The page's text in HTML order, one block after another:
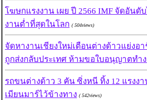
โฆษกแรงงาน เผย ปี 2566 IMF จัดอันดั
งานต่ำที่สุดในโลก ( 504views)
จัดหางานเชียงใหม่เตือนต่างด้าวแย่งอ
ถูกส่งกลับประเทศ ห้ามขอใบอนุญาตทำ
รถขนต่างด้าว 3 คัน ซิ่งหนี ทิ้ง 12 แรงง
เมียนมาร์ไว้ข้างทาง ( 542views)